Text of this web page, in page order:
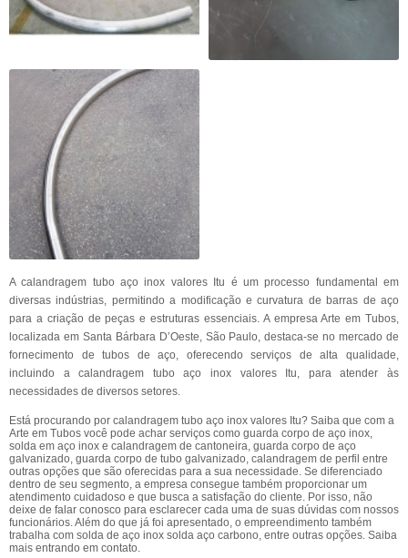
A calandragem tubo aço inox valores Itu é um processo fundamental em
diversas indústrias, permitindo a modificação e curvatura de barras de aço
para a criação de peças e estruturas essenciais. A empresa Arte em Tubos,
localizada em Santa Bárbara D’Oeste, São Paulo, destaca-se no mercado de
fornecimento de tubos de aço, oferecendo serviços de alta qualidade,
incluindo a calandragem tubo aço inox valores Itu, para atender às
necessidades de diversos setores.
Está procurando por calandragem tubo aço inox valores Itu? Saiba que com a
Arte em Tubos você pode achar serviços como guarda corpo de aço inox,
solda em aço inox e calandragem de cantoneira, guarda corpo de aço
galvanizado, guarda corpo de tubo galvanizado, calandragem de perfil entre
outras opções que são oferecidas para a sua necessidade. Se diferenciado
dentro de seu segmento, a empresa consegue também proporcionar um
atendimento cuidadoso e que busca a satisfação do cliente. Por isso, não
deixe de falar conosco para esclarecer cada uma de suas dúvidas com nossos
funcionários. Além do que já foi apresentado, o empreendimento também
trabalha com solda de aço inox solda aço carbono, entre outras opções. Saiba
mais entrando em contato.